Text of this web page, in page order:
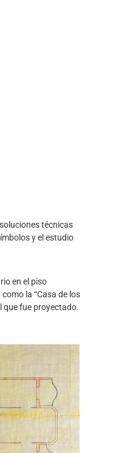
técnicas
y el estudio
en el piso
la “Casa de los
que fue proyectado.